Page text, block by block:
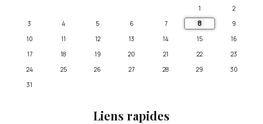
1
2
3
4 5 6 7 8
9
10
11 12 13 14 15
16
17
18 19 20 21 22
23
24
25 26 27 28 29
30
31
Liens rapides